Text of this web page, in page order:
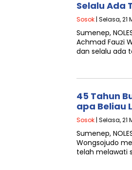
Selalu Ada
Sosok | Selasa, 21
Sumenep,
Achmad Fauzi
dan selalu ada
45 Tahun
apa Beliau
Sosok | Selasa, 21
Sumenep,
Wongsojudo
telah melawati